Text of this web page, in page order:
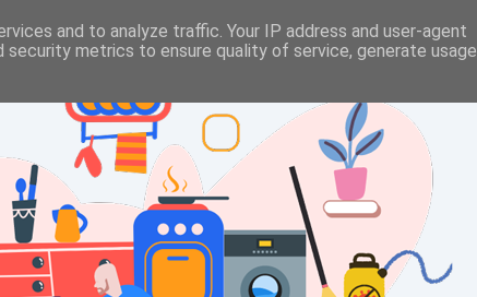
and to analyze traffic. Your IP address and user-agent
security metrics to ensure quality of service, generate usage